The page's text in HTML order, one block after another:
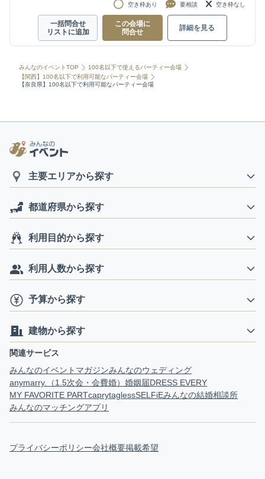
空き枠あり 要相談 空き枠なし
一括問合せ
リストに追加
この会場に
問合せ
詳細を見る
みんなのイベントTOP
100名以下で使えるパーティー会場
【関西】100名以下で利用可能なパーティー会場
【奈良県】100名以下で利用可能なパーティー会場
主要エリアから探す
都道府県から探す
利用目的から探す
利用人数から探す
予算から探す
建物から探す
関連サービス
みんなのイベントマガジンみんなのウェディング
anymarry.（1.5次会・会費婚） 婚姻届DRESS EVERY
MY FAVORITE PARTcaprytaglessSELFiEみんなの結婚相談所
みんなのマッチングアプリ
プライバシーポリシー会社概要掲載希望